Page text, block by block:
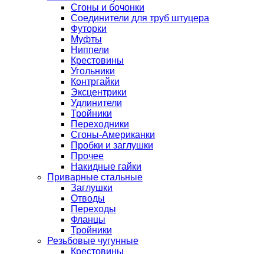
Сгоны и бочонки
Соединители для труб штуцера
Футорки
Муфты
Ниппели
Крестовины
Угольники
Контргайки
Эксцентрики
Удлинители
Тройники
Переходники
Сгоны-Американки
Пробки и заглушки
Прочее
Накидные гайки
Приварные стальные
Заглушки
Отводы
Переходы
Фланцы
Тройники
Резьбовые чугунные
Крестовины